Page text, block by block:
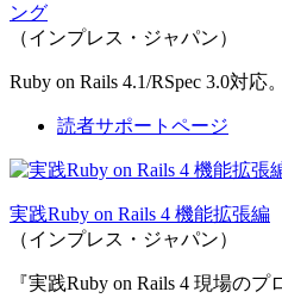
ング
（インプレス・ジャパン）
Ruby on Rails 4.1/RSpec 3.0対応。
読者サポートページ
実践Ruby on Rails 4 機能拡張編
（インプレス・ジャパン）
『実践Ruby on Rails 4 現場の